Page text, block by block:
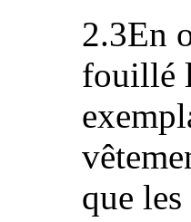
2.3En
fouillé
que